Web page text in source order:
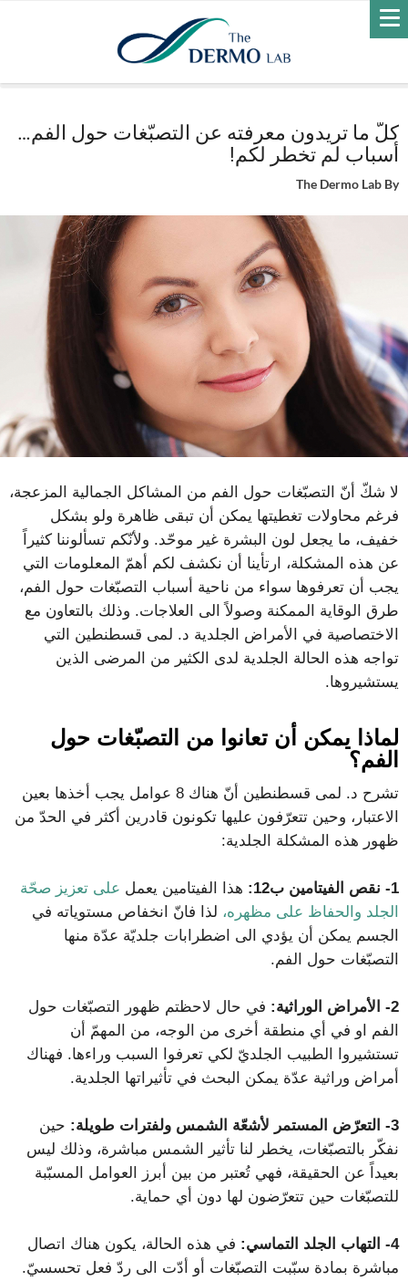
Home البقع الداكنة
كلّ ما تريدون معرفته عن التصبّغات
حول الفم… أسباب لم تخطر لكم!
كلّ ما تريدون معرفته عن التصبّغات حول الفم…
أسباب لم تخطر لكم!
By
The Dermo Lab
لا شكّ أنّ التصبّغات حول الفم من المشاكل الجمالية المزعجة،
فرغم محاولات تغطيتها يمكن أن تبقى ظاهرة ولو بشكل
خفيف، ما يجعل لون البشرة غير موحّد. ولأنّكم تسألوننا كثيراً
عن هذه المشكلة، ارتأينا أن نكشف لكم أهمّ المعلومات التي
يجب أن تعرفوها سواء من ناحية أسباب التصبّغات حول الفم،
طرق الوقاية الممكنة وصولاً الى العلاجات. وذلك بالتعاون مع
الاختصاصية في الأمراض الجلدية د. لمى قسطنطين التي
تواجه هذه الحالة الجلدية لدى الكثير من المرضى الذين
يستشيروها.
لماذا يمكن أن تعانوا من التصبّغات حول
الفم؟
تشرح د. لمى قسطنطين أنّ هناك 8 عوامل يجب أخذها بعين
الاعتبار، وحين تتعرّفون عليها تكونون قادرين أكثر في الحدّ من
ظهور هذه المشكلة الجلدية:
1- نقص الفيتامين ب12: هذا الفيتامين يعمل على تعزيز صحّة
الجلد والحفاظ على مظهره، لذا فانّ انخفاص مستوياته في
الجسم يمكن أن يؤدي الى اضطرابات جلديّة عدّة منها
التصبّغات حول الفم.
2- الأمراض الوراثية: في حال لاحظتم ظهور التصبّغات حول
الفم او في أي منطقة أخرى من الوجه، من المهمّ أن
تستشيروا الطبيب الجلديّ لكي تعرفوا السبب وراءها. فهناك
أمراض وراثية عدّة يمكن البحث في تأثيراتها الجلدية.
3- التعرّض المستمر لأشعّة الشمس ولفترات طويلة: حين
نفكّر بالتصبّغات، يخطر لنا تأثير الشمس مباشرة، وذلك ليس
بعيداً عن الحقيقة، فهي تُعتبر من بين أبرز العوامل المسبّبة
للتصبّغات حين تتعرّضون لها دون أي حماية.
4- التهاب الجلد التماسي: في هذه الحالة، يكون هناك اتصال
مباشرة بمادة سبّبت التصبّغات أو أدّت الى ردّ فعل تحسسيّ.